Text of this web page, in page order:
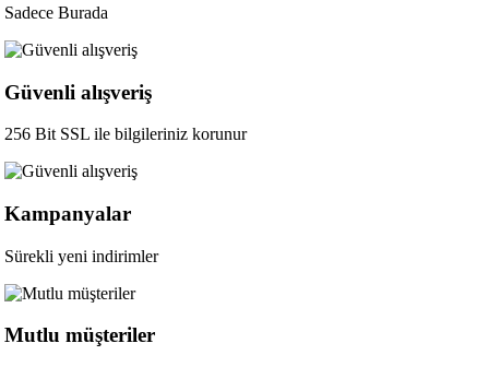
Sadece Burada
Güvenli alışveriş
256 Bit SSL ile bilgileriniz korunur
Kampanyalar
Sürekli yeni indirimler
Mutlu müşteriler